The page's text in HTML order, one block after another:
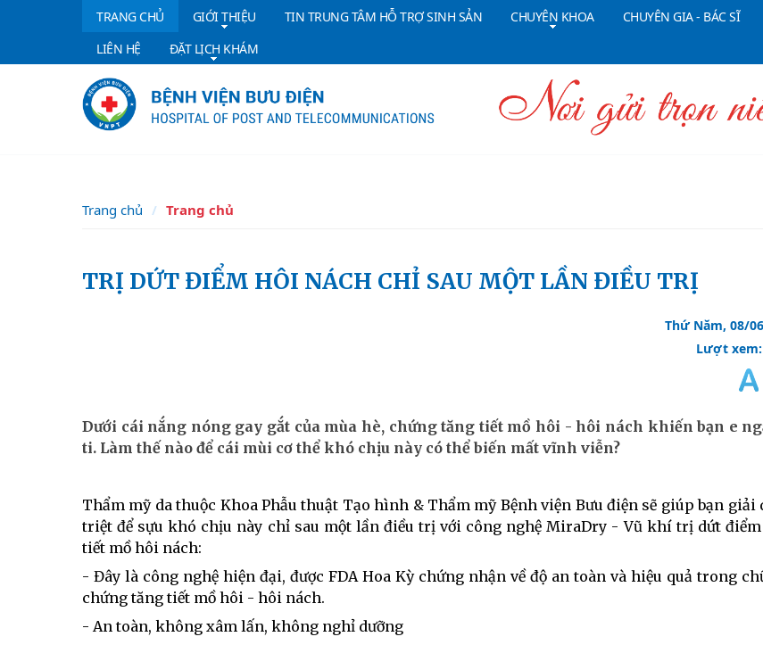
TRANG CHỦ GIỚI THIỆU TIN TRUNG TÂM HỖ TRỢ SINH SẢN CHUYÊN KHOA CHUYÊN GIA - BÁC SĨ
LIÊN HỆ
ĐẶT LỊCH KHÁM
Trang chủ Trang chủ
TRỊ DỨT ĐIỂM HÔI NÁCH CHỈ SAU MỘT LẦN ĐIỀU TRỊ
Thứ Năm, 08/
Lượt xem:
Dưới cái nắng nóng gay gắt của mùa hè, chứng tăng tiết mồ hôi - hôi nách khiến bạn e
ti. Làm thế nào để cái mùi cơ thể khó chịu này có thể biến mất vĩnh viễn?
Thẩm mỹ da thuộc Khoa Phẫu thuật Tạo hình & Thẩm mỹ Bệnh viện Bưu điện sẽ giúp bạn giải
triệt để sựu khó chịu này chỉ sau một lần điều trị với công nghệ MiraDry - Vũ khí trị dứt
tiết mồ hôi nách:
- Đây là công nghệ hiện đại, được FDA Hoa Kỳ chứng nhận về độ an toàn và hiệu quả trong
chứng tăng tiết mồ hôi - hôi nách.
- An toàn, không xâm lấn, không nghỉ dưỡng